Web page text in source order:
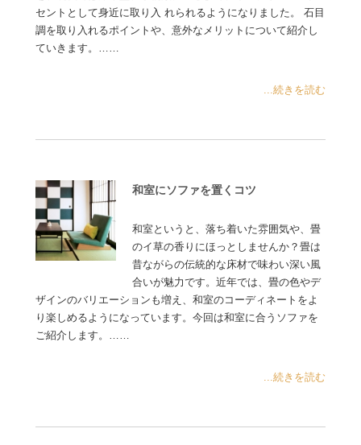
セントとして身近に取り入 れられるようになりました。 石目
調を取り入れるポイントや、意外なメリットについて紹介し
ていきます。……
...続きを読む
和室にソファを置くコツ
和室というと、落ち着いた雰囲気や、畳
のイ草の香りにほっとしませんか？畳は
昔ながらの伝統的な床材で味わい深い風
合いが魅力です。近年では、畳の色やデ
ザインのバリエーションも増え、和室のコーディネートをよ
り楽しめるようになっています。今回は和室に合うソファを
ご紹介します。……
...続きを読む